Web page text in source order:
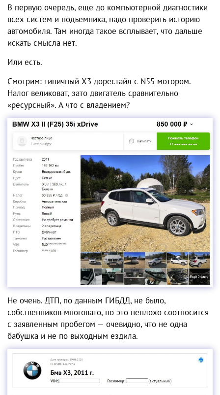
В первую очередь, еще до компьютерной диагностики
всех систем и подъемника, надо проверить историю
автомобиля. Там иногда такое всплывает, что дальше
искать смысла нет.
Или есть.
Смотрим: типичный X3 дорестайл с N55 мотором.
Налог великоват, зато двигатель сравнительно
«ресурсный». А что с владением?
Не очень. ДТП, по данным ГИБДД, не было,
собственников многовато, но это неплохо соотносится
с заявленным пробегом — очевидно, что не одна
бабушка и не по выходным ездила.